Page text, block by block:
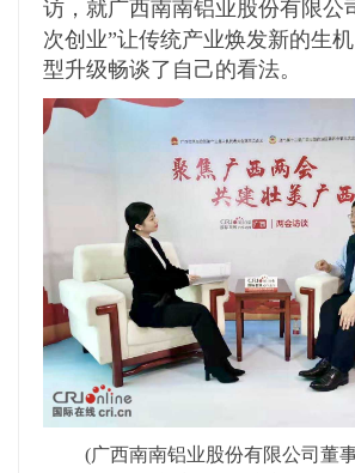
访，就广西南南铝业股份有限公
次创业”让传统产业焕发新的生
型升级畅谈了自己的看法。
(广西南南铝业股份有限公司董